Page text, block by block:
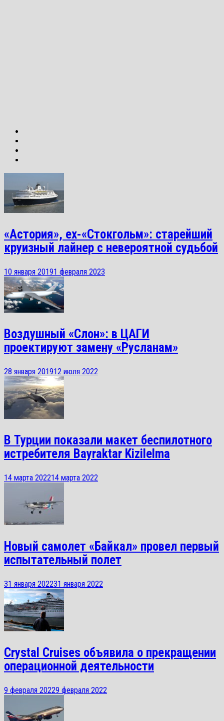
«Астория», ex-«Стокгольм»: старейший
круизный лайнер с невероятной судьбой
10 января 20191 февраля 2023
Воздушный «Слон»: в ЦАГИ
проектируют замену «Русланам»
28 января 201912 июля 2022
В Турции показали макет беспилотного
истребителя Bayraktar Kizilelma
14 марта 202214 марта 2022
Новый самолет «Байкал» провел первый
испытательный полет
31 января 202231 января 2022
Crystal Cruises объявила о прекращении
операционной деятельности
9 февраля 20229 февраля 2022